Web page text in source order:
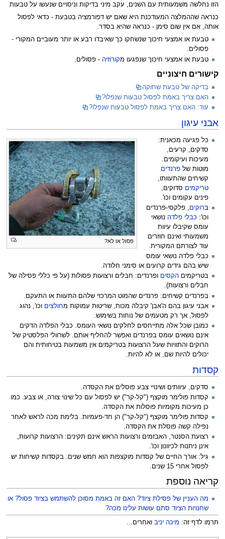
הזו נחלשה משמעותית עם השנים, עקב מיני בדיקות וניסויים שנעשו על טבעות
כנראה שההמלצה המעודכנת היא שאם יש דפורמציה בטבעת - כדאי לפסול
אותה, אם אין שום סימן - כנראה שהיא בסדר.
טבעת או אמצעי חיכוך שנשחקו כך שאיבדו רבע או יותר מעוביים המקורי -
פסולים.
טבעת או אמצעי חיכוך שנפגעו מקורוזיה - פסולים.
קישורים חיצוניים
בדיקה של טבעת שחוקה
האם צריך באמת לפסול טבעות שנפלו?
עוד: האם צריך באמת לפסול טבעות שנפלו?
אבני עיגון
פסול או לא?
כל פגיעה מכאנית:
סדקים, קרעים,
מעיכות ועיקומים.
מוטות של פרנדים
קשיחים שהתעוותו,
טריקמים סדוקים,
פינים עקומים וכו'.
ברוקים , פלקסי-פרנדים
וכו': כבלי פלדה נושאי
עומס שקיבלו עיוות
משמעותי ואינם חוזרים
עוד לצורתם המקורית.
כבלי פלדה נושאי עומס
שיש בהם גידים קרועים או סימני חלודה.
בטריקמים הקסים ופרנדים: חבלים ורצועות פסולות (על פי כללי פסילה של
חבלים ורצועות).
בפרנדים קשיחים: פרנדים שהמוט המרכזי שלהם התעוות או התעקם.
אבני עיגון בהם ה'אבן' קיבלה מכות, שריטות עמוקות מחולצים וכו', נהוג
לפסול, אך רק מטעמים של נוחות בשימוש.
כמובן שכל אלה מתייחסים לחלקים נושאי העומס. כבלי הפלדה הדקים
אינם נושאים עומס בפרנדים ואפשר להחליף אותם. לשרוולי הפלסטיק של
הרוקים והתוויות שעל הרצועות בטריקמים אין משמעות בטיחותית והם
יכולים להיות שם, או לא להיות.
קסדות
סדקים, עיוותים ושינויי צבע פוסלים את הקסדה.
קסדות פולימר מוקצף ("קל-קר") יש לפסול עם כל שינוי צורה, או צבע. כמו
כן מעיכות מקומיות פוסלות את הקסדה.
קסדות פולימר מוקצף ("קל-קר") הן חד-פעמיות. בלימת מכה לראש לאחר
נפילה קשה פוסלת את הקסדה.
רצועת הסנטר, האבזמים ורצועות הראש אינם תקינים: הרצועות קרועות,
אינן ניתנות לכיוונון וכו'.
גיל: אורך החיים של קסדות מוקצפות הוא חמש שנים. בקסדות קשיחות יש
לפסול אחרי 15 שנים.
קריאה נוספת
מה העניין של פסילת ציוד? האם זה באמת מסוכן להשתמש בציוד פסול? או
שחנויות הציוד סתם עושות עלינו מכה?
תרמו לדף זה: מיכה יניבואחרים...